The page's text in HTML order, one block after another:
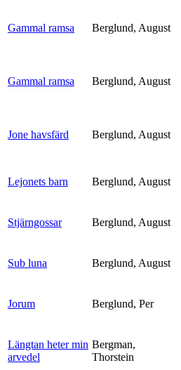
Gammal ramsa Berglund, August
Gammal ramsa Berglund, August
Jone havsfärd Berglund, August
Lejonets barn Berglund, August
Stjärngossar Berglund, August
Sub luna Berglund, August
Jorum Berglund, Per
Längtan heter min
arvedel
Bergman,
Thorstein